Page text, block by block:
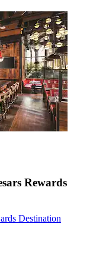
Rewards
Destination